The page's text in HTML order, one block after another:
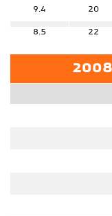
20
9.4
22
8.5